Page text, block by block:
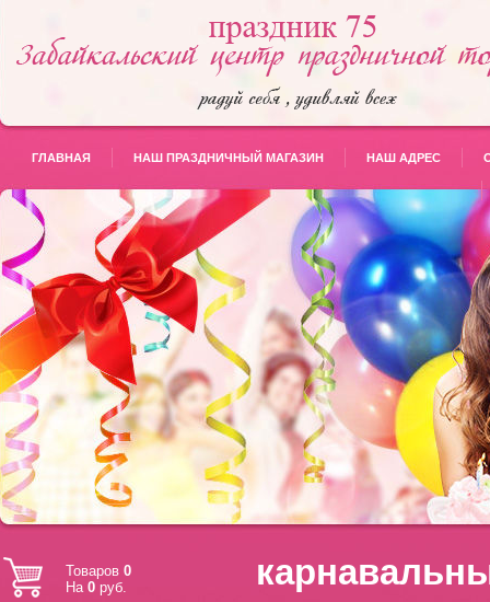
ГЛАВНАЯ НАШ ПРАЗДНИЧНЫЙ МАГАЗИН НАШ АДРЕС
Товаров 0
На 0 руб.